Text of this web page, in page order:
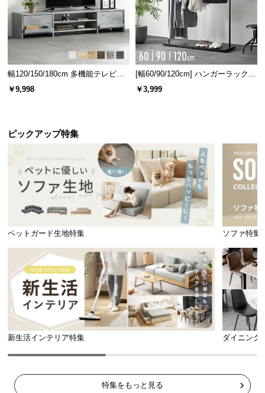
幅120/150/180cm 多機能テレビボ
ード 木目/石目調 オープン収納・
￥9,998
[幅60/90/120cm] ハンガーラック
スチール 4段階高さ調節 サイドフ
￥3,999
ピックアップ特集
ペットガード生地特集 ソファ特集
新生活インテリア特集 ダイニング
特集をもっと見る